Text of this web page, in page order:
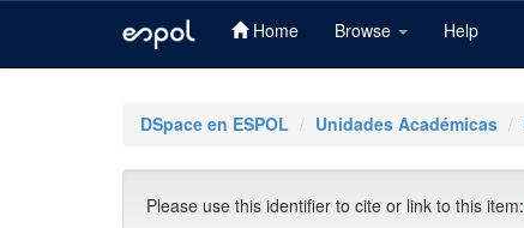
Home Browse Help
DSpace en ESPOL Unidades Académicas
Please use this identifier to cite or link to this item: